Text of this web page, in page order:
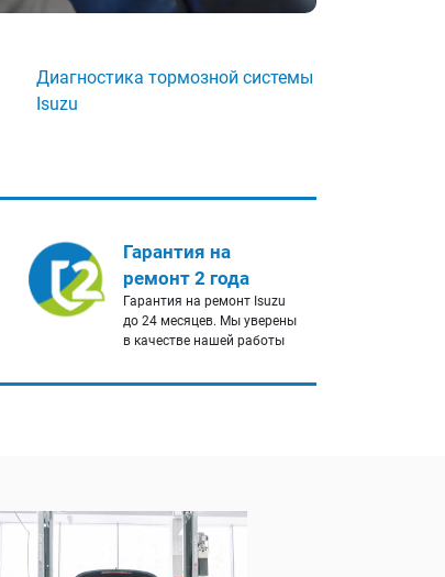
Диагностика тормозной системы
Isuzu
Гарантия на
ремонт 2 года
Гарантия на ремонт Isuzu
до 24 месяцев. Мы уверены
в качестве нашей работы